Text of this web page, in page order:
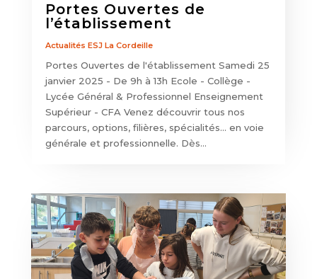
Portes Ouvertes de
l’établissement
Actualités ESJ La Cordeille
Portes Ouvertes de l'établissement Samedi 25
janvier 2025 - De 9h à 13h Ecole - Collège -
Lycée Général & Professionnel Enseignement
Supérieur - CFA Venez découvrir tous nos
parcours, options, filières, spécialités... en voie
générale et professionnelle. Dès...